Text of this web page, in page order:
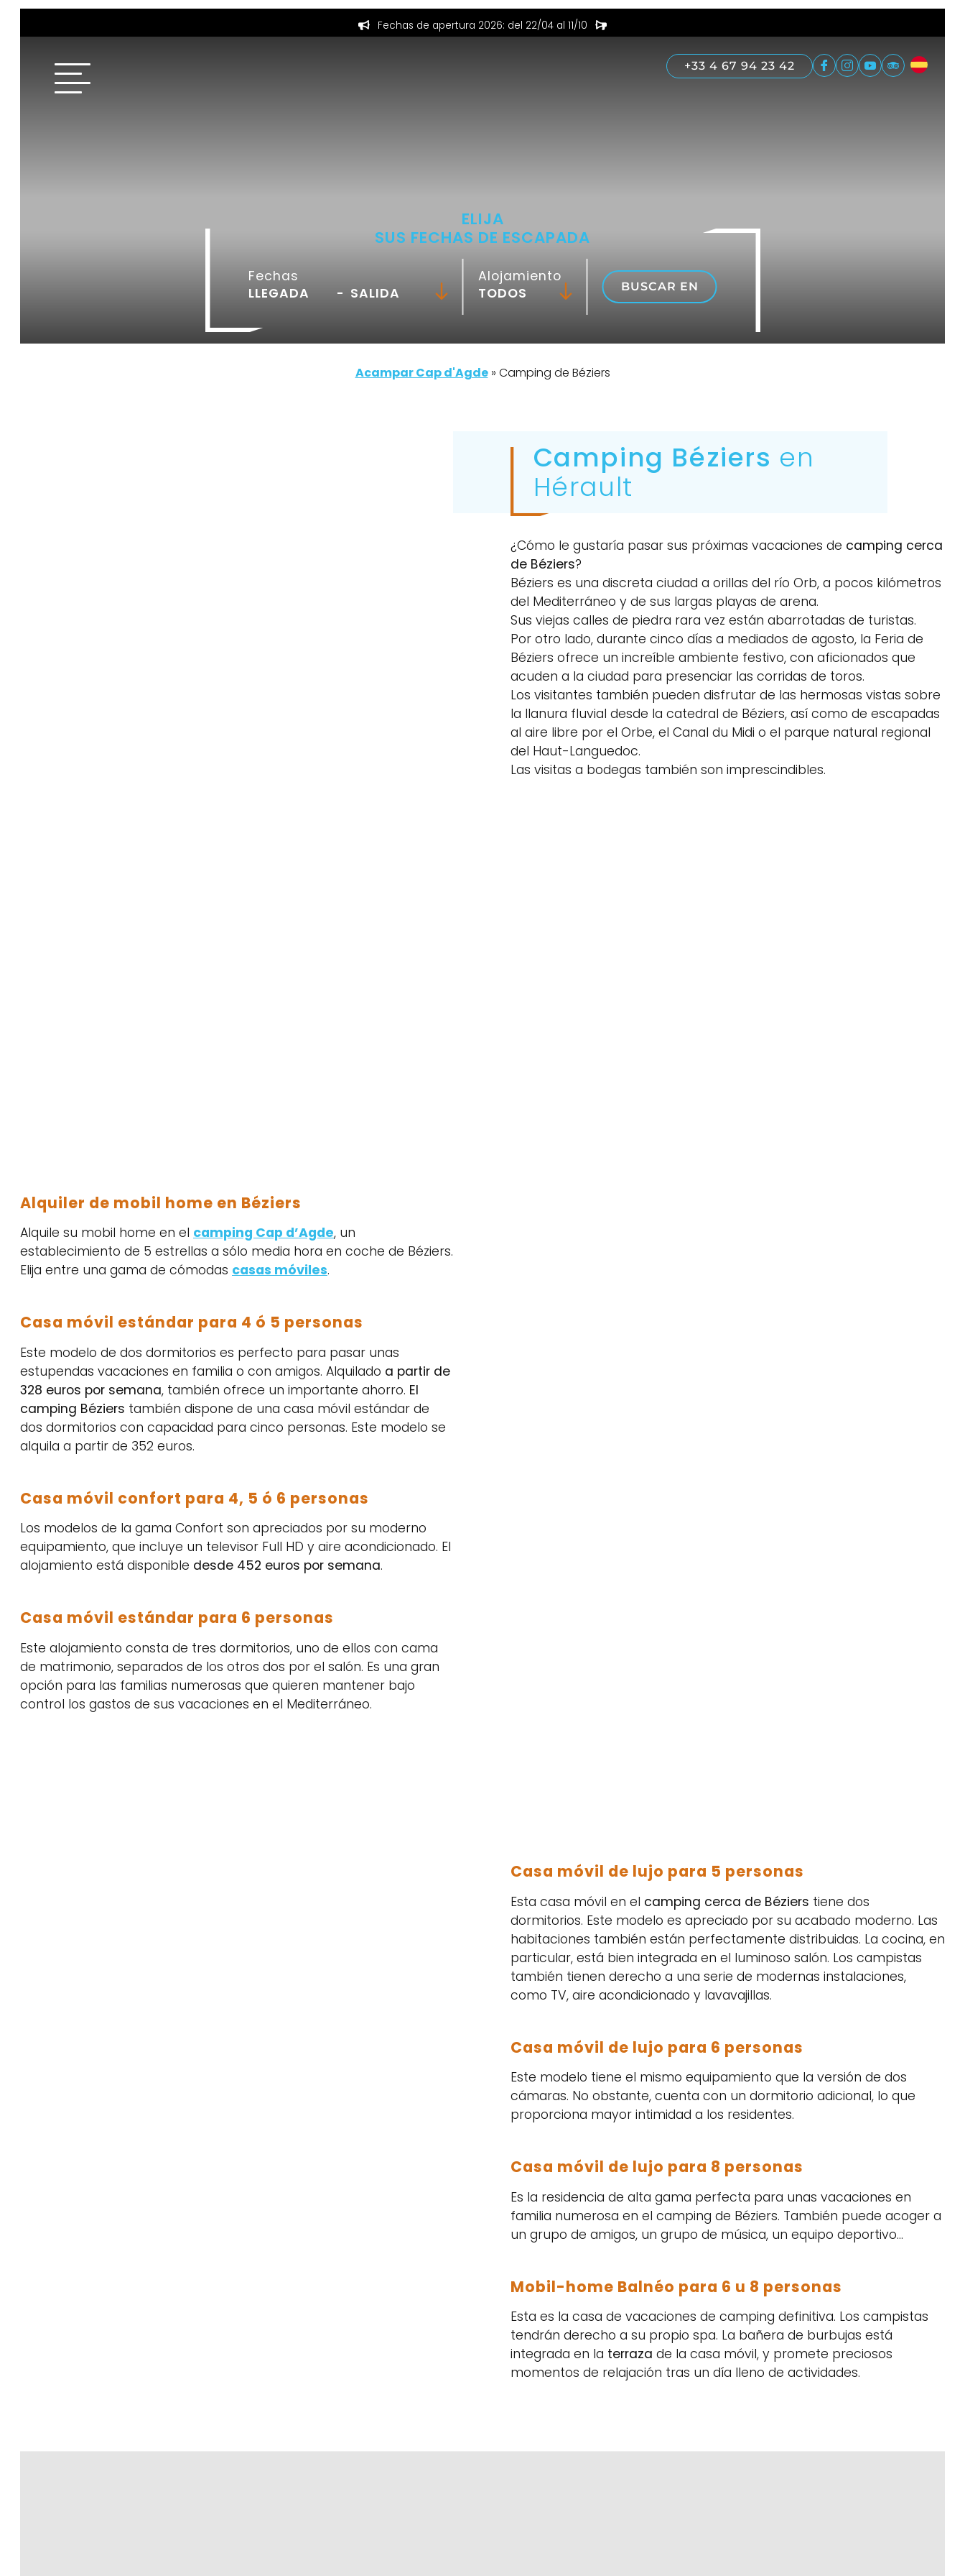
Fechas de apertura 2026: del 22/04 al 11/10
+33 4 67 94 23 42
ELIJA
SUS FECHAS DE ESCAPADA
Fechas
-
Alojamiento
BUSCAR EN
Acampar Cap d'Agde» Camping de Béziers
Camping Béziers en
Hérault
¿Cómo le gustaría pasar sus próximas vacaciones de camping cerca
de Béziers?
Béziers es una discreta ciudad a orillas del río Orb, a pocos kilómetros
del Mediterráneo y de sus largas playas de arena.
Sus viejas calles de piedra rara vez están abarrotadas de turistas.
Por otro lado, durante cinco días a mediados de agosto, la Feria de
Béziers ofrece un increíble ambiente festivo, con aficionados que
acuden a la ciudad para presenciar las corridas de toros.
Los visitantes también pueden disfrutar de las hermosas vistas sobre
la llanura fluvial desde la catedral de Béziers, así como de escapadas
al aire libre por el Orbe, el Canal du Midi o el parque natural regional
del Haut-Languedoc.
Las visitas a bodegas también son imprescindibles.
Alquiler de mobil home en Béziers
Alquile su mobil home en el camping Cap d’Agde, un
establecimiento de 5 estrellas a sólo media hora en coche de Béziers.
Elija entre una gama de cómodas casas móviles.
Casa móvil estándar para 4 ó 5 personas
Este modelo de dos dormitorios es perfecto para pasar unas
estupendas vacaciones en familia o con amigos. Alquilado a partir de
328 euros por semana, también ofrece un importante ahorro. El
camping Béziers también dispone de una casa móvil estándar de
dos dormitorios con capacidad para cinco personas. Este modelo se
alquila a partir de 352 euros.
Casa móvil confort para 4, 5 ó 6 personas
Los modelos de la gama Confort son apreciados por su moderno
equipamiento, que incluye un televisor Full HD y aire acondicionado. El
alojamiento está disponible desde 452 euros por semana.
Casa móvil estándar para 6 personas
Este alojamiento consta de tres dormitorios, uno de ellos con cama
de matrimonio, separados de los otros dos por el salón. Es una gran
opción para las familias numerosas que quieren mantener bajo
control los gastos de sus vacaciones en el Mediterráneo.
Casa móvil de lujo para 5 personas
Esta casa móvil en el camping cerca de Béziers tiene dos
dormitorios. Este modelo es apreciado por su acabado moderno. Las
habitaciones también están perfectamente distribuidas. La cocina, en
particular, está bien integrada en el luminoso salón. Los campistas
también tienen derecho a una serie de modernas instalaciones,
como TV, aire acondicionado y lavavajillas.
Casa móvil de lujo para 6 personas
Este modelo tiene el mismo equipamiento que la versión de dos
cámaras. No obstante, cuenta con un dormitorio adicional, lo que
proporciona mayor intimidad a los residentes.
Casa móvil de lujo para 8 personas
Es la residencia de alta gama perfecta para unas vacaciones en
familia numerosa en el camping de Béziers. También puede acoger a
un grupo de amigos, un grupo de música, un equipo deportivo…
Mobil-home Balnéo para 6 u 8 personas
Esta es la casa de vacaciones de camping definitiva. Los campistas
tendrán derecho a su propio spa. La bañera de burbujas está
integrada en la terraza de la casa móvil, y promete preciosos
momentos de relajación tras un día lleno de actividades.